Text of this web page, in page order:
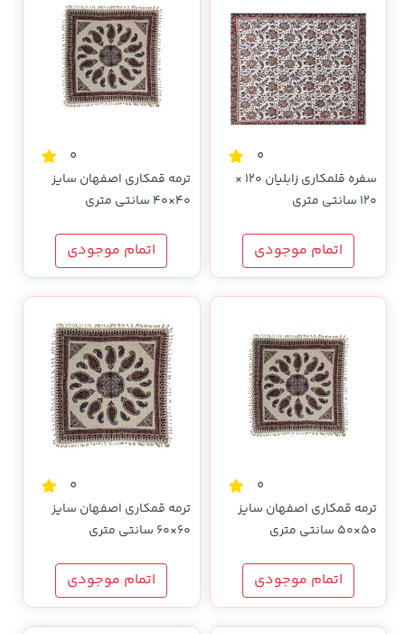
0
سفره قلمکاری زابلیان 120 ×
120 سانتی متری
اتمام موجودی
0
ترمه قمکاری اصفهان سایز
40×40 سانتی متری
اتمام موجودی
0
ترمه قمکاری اصفهان سایز
50×50 سانتی متری
اتمام موجودی
0
ترمه قمکاری اصفهان سایز
60×60 سانتی متری
اتمام موجودی